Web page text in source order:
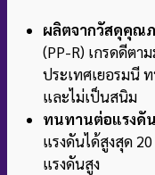
ผลิตจากวัสดุคุณ
(PP-R) เกรดดีตา
ประเทศเยอรมนี
และไม่เป็นสนิม
ทนทานต่อแรงดั
แรงดันได้สูงสุด 20
แรงดันสูง